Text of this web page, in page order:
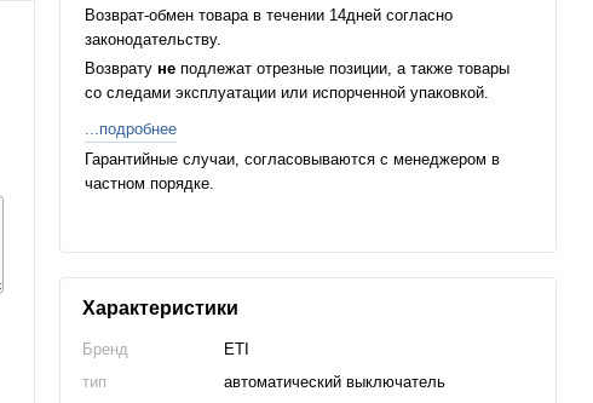
Возврат-обмен товара в течении 14дней согласно
законодательству.
Возвратуне подлежат отрезные позиции, а также товары
со следами эксплуатации или испорченной упаковкой.
...подробнее
Гарантийные случаи, согласовываются с менеджером в
частном порядке.
Характеристики
Бренд
ETI
тип
автоматический выключатель